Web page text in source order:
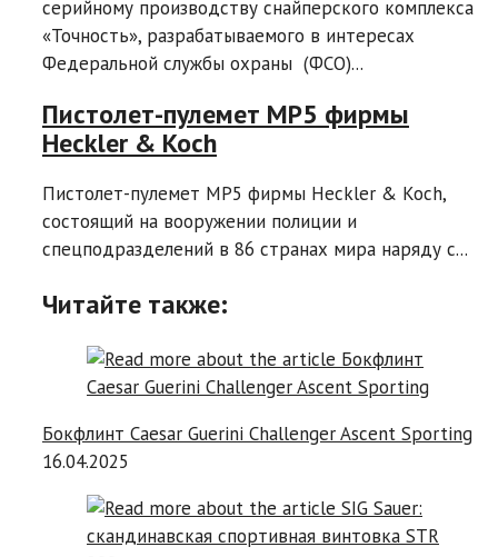
серийному производству снайперского комплекса
«Точность», разрабатываемого в интересах
Федеральной службы охраны (ФСО)...
Пистолет-пулемет MP5 фирмы
Heckler & Koch
Пистолет-пулемет MP5 фирмы Heckler & Koch,
состоящий на вооружении полиции и
спецподразделений в 86 странах мира наряду с...
Читайте также:
Бокфлинт Caesar Guerini Challenger Ascent Sporting
16.04.2025